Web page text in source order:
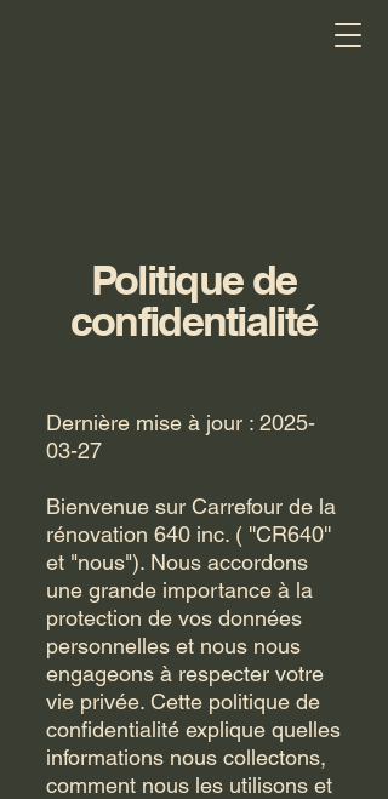
Politique de
confidentialité
Dernière mise à jour : 2025-
03-27
Bienvenue sur Carrefour de la
rénovation 640 inc. ( ''CR640''
et "nous"). Nous accordons
une grande importance à la
protection de vos données
personnelles et nous nous
engageons à respecter votre
vie privée. Cette politique de
confidentialité explique quelles
informations nous collectons,
comment nous les utilisons et